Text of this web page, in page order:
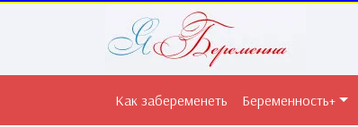
Как забеременеть Беременность+